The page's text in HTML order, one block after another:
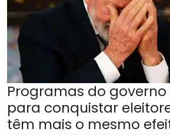
Programas do
para conquistar
têm mais o mesmo